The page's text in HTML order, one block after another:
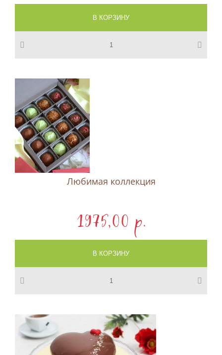
Любимая коллекция
1975,00 p.